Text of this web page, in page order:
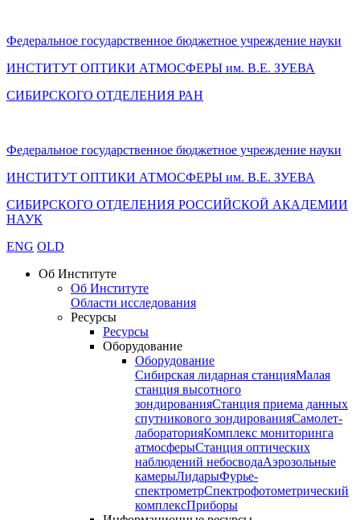
Федеральное государственное бюджетное учреждение науки
ИНСТИТУТ ОПТИКИ АТМОСФЕРЫ им. В.Е. ЗУЕВА
СИБИРСКОГО ОТДЕЛЕНИЯ РАН
Федеральное государственное бюджетное учреждение науки
ИНСТИТУТ ОПТИКИ АТМОСФЕРЫ им. В.Е. ЗУЕВА
СИБИРСКОГО ОТДЕЛЕНИЯ РОССИЙСКОЙ АКАДЕМИИ
НАУК
ENG OLD
Об Институте
Об Институте
Области исследования
Ресурсы
Ресурсы
Оборудование
Оборудование
Сибирская лидарная станцияМалая
станция высотного
зондированияСтанция приема данных
спутникового зондированияСамолет-
лабораторияКомплекс мониторинга
атмосферыСтанция оптических
наблюдений небосводаАэрозольные
камерыЛидарыФурье-
спектрометрСпектрофотометрический
комплексПриборы